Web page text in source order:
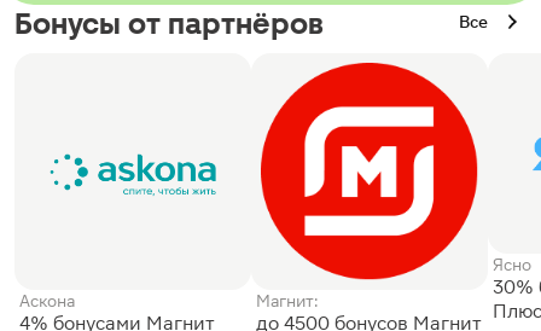
Бонусы от партнёров Все
Аскона
4% бонусами Магнит
Магнит:
до 4500 бонусов Магнит
Ясно
30%